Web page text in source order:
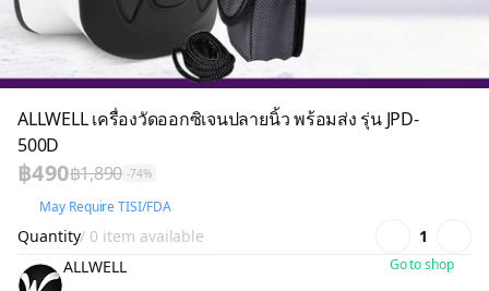
ALLWELL เครื่องวัดออกซิเจนปลายนิ้ว พร้อมส่ง รุ่น JPD-
500D
฿490฿1,890 -74%
May Require TISI/FDA
Quantity/ 0 item available
1
ALLWELL
Go to shop